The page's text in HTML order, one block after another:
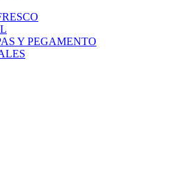
Y PEGAMENTO